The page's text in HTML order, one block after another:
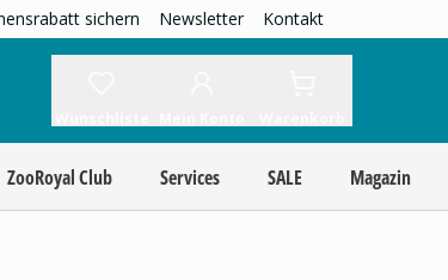
sichern Newsletter Kontakt
ZooRoyal Club Services SALE Magazin